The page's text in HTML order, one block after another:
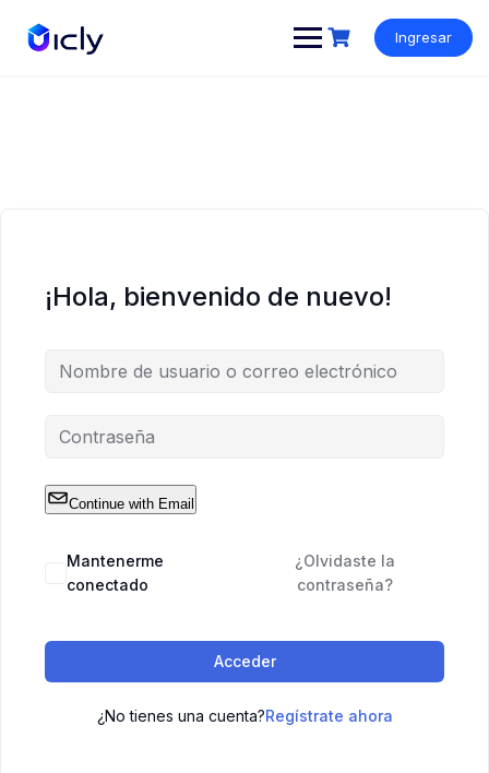
Ingresar
¡Hola, bienvenido de nuevo!
Continue with Email
Mantenerme
conectado
¿Olvidaste la
contraseña?
Acceder
¿No tienes una cuenta?Regístrate ahora